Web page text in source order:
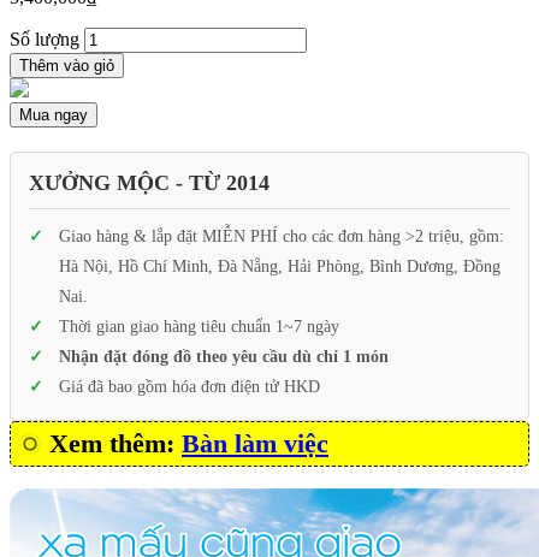
Số lượng
Thêm vào giỏ
Mua ngay
XƯỞNG MỘC - TỪ 2014
Giao hàng & lắp đặt MIỄN PHÍ cho các đơn hàng >2 triệu, gồm:
Hà Nội, Hồ Chí Minh, Đà Nẵng, Hải Phòng, Bình Dương, Đồng
Nai.
Thời gian giao hàng tiêu chuẩn 1~7 ngày
Nhận đặt đóng đồ theo yêu cầu dù chỉ 1 món
Giá đã bao gồm hóa đơn điện tử HKD
Xem thêm: Bàn làm việc